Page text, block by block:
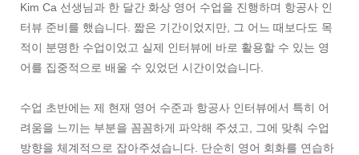
Kim Ca 선생님과 한 달간 화상 영어 수업을 진행하며 항공사 인
터뷰 준비를 했습니다. 짧은 기간이었지만, 그 어느 때보다도 목
적이 분명한 수업이었고 실제 인터뷰에 바로 활용할 수 있는 영
어를 집중적으로 배울 수 있었던 시간이었습니다.
수업 초반에는 제 현재 영어 수준과 항공사 인터뷰에서 특히 어
려움을 느끼는 부분을 꼼꼼하게 파악해 주셨고, 그에 맞춰 수업
방향을 체계적으로 잡아주셨습니다. 단순히 영어 회화를 연습하